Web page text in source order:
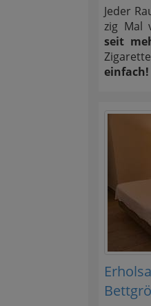
Jeder
zig Mal
seit
einfach!